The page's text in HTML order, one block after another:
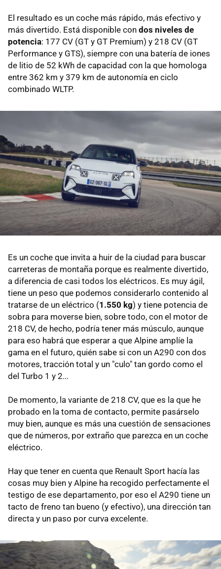
El resultado es un coche más rápido, más efectivo y
más divertido. Está disponible con dos niveles de
potencia: 177 CV (GT y GT Premium) y 218 CV (GT
Performance y GTS), siempre con una batería de iones
de litio de 52 kWh de capacidad con la que homologa
entre 362 km y 379 km de autonomía en ciclo
combinado WLTP.
Es un coche que invita a huir de la ciudad para buscar
carreteras de montaña porque es realmente divertido,
a diferencia de casi todos los eléctricos. Es muy ágil,
tiene un peso que podemos considerarlo contenido al
tratarse de un eléctrico (1.550 kg) y tiene potencia de
sobra para moverse bien, sobre todo, con el motor de
218 CV, de hecho, podría tener más músculo, aunque
para eso habrá que esperar a que Alpine amplíe la
gama en el futuro, quién sabe si con un A290 con dos
motores, tracción total y un "culo" tan gordo como el
del Turbo 1 y 2...
De momento, la variante de 218 CV, que es la que he
probado en la toma de contacto, permite pasárselo
muy bien, aunque es más una cuestión de sensaciones
que de números, por extraño que parezca en un coche
eléctrico.
Hay que tener en cuenta que Renault Sport hacía las
cosas muy bien y Alpine ha recogido perfectamente el
testigo de ese departamento, por eso el A290 tiene un
tacto de freno tan bueno (y efectivo), una dirección tan
directa y un paso por curva excelente.